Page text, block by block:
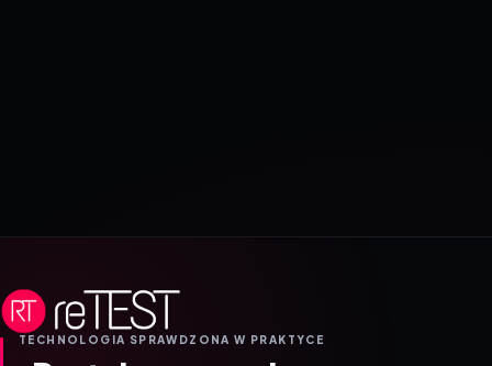
TECHNOLOGIA SPRAWDZONA W PRAKTYCE